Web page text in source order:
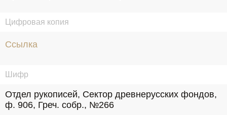
Цифровая копия
Ссылка
Шифр
Отдел рукописей, Сектор древнерусских фондов,
ф. 906, Греч. собр., №266